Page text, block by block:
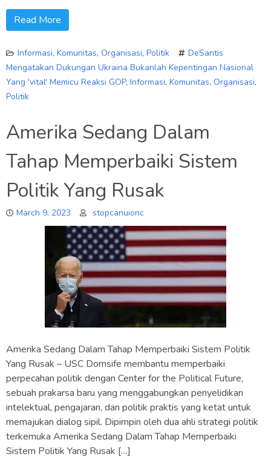
Read More
Informasi, Komunitas, Organisasi, Politik
DeSantis
Mengatakan Dukungan Ukraina Bukanlah Kepentingan Nasional
Yang 'vital' Memicu Reaksi GOP, Informasi, Komunitas, Organisasi,
Politik
Amerika Sedang Dalam
Tahap Memperbaiki Sistem
Politik Yang Rusak
March 9, 2023 stopcanuionc
Amerika Sedang Dalam Tahap Memperbaiki Sistem Politik
Yang Rusak – USC Dornsife membantu memperbaiki
perpecahan politik dengan Center for the Political Future,
sebuah prakarsa baru yang menggabungkan penyelidikan
intelektual, pengajaran, dan politik praktis yang ketat untuk
memajukan dialog sipil. Dipimpin oleh dua ahli strategi politik
terkemuka Amerika Sedang Dalam Tahap Memperbaiki
Sistem Politik Yang Rusak […]